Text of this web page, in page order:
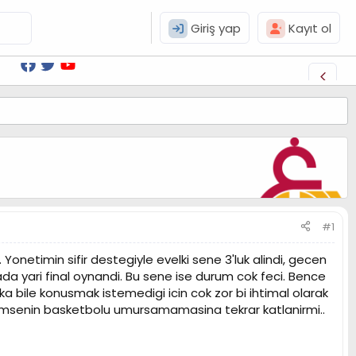
Giriş yap Kayıt ol
#1
sifir destegiyle evelki sene 3'luk alindi, gecen
yari final oynandi. Bu sene ise durum cok feci. Bence
bile konusmak istemedigi icin cok zor bi ihtimal olarak
basketbolu umursamamasina tekrar katlanirmi..